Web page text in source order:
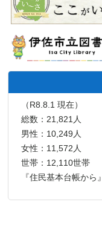
（R8.8.1 現在）
総数：21,821人
男性：10,249人
女性：11,572人
世帯：12,110世帯
『住民基本台帳から』